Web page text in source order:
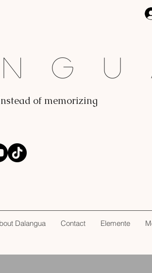
of memorizing
Dalangua Contact Elemente